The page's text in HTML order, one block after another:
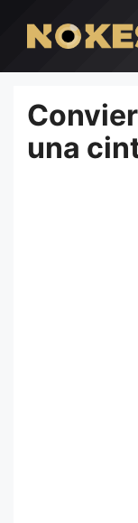
conteúdo
una